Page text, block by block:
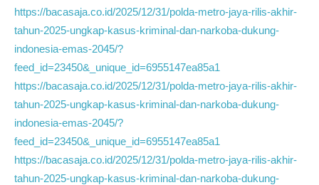
https://bacasaja.co.id/2025/12/31/polda-metro-jaya-rilis-akhir-
tahun-2025-ungkap-kasus-kriminal-dan-narkoba-dukung-
indonesia-emas-2045/?
feed_id=23450&_unique_id=6955147ea85a1
https://bacasaja.co.id/2025/12/31/polda-metro-jaya-rilis-akhir-
tahun-2025-ungkap-kasus-kriminal-dan-narkoba-dukung-
indonesia-emas-2045/?
feed_id=23450&_unique_id=6955147ea85a1
https://bacasaja.co.id/2025/12/31/polda-metro-jaya-rilis-akhir-
tahun-2025-ungkap-kasus-kriminal-dan-narkoba-dukung-